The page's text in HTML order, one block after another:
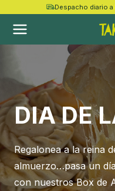
Despacho diario
DIA DE
Regalonea a la reina
almuerzo…pasa un
con nuestros Box de